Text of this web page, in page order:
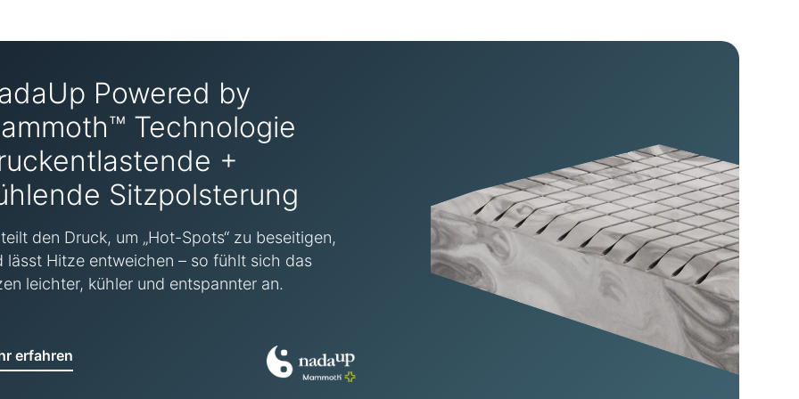
Powered by
Technologie
+
Sitzpolsterung
den Druck, um „Hot-Spots“ zu beseitigen,
lässt Hitze entweichen – so fühlt sich das
leichter, kühler und entspannter an.
erfahren